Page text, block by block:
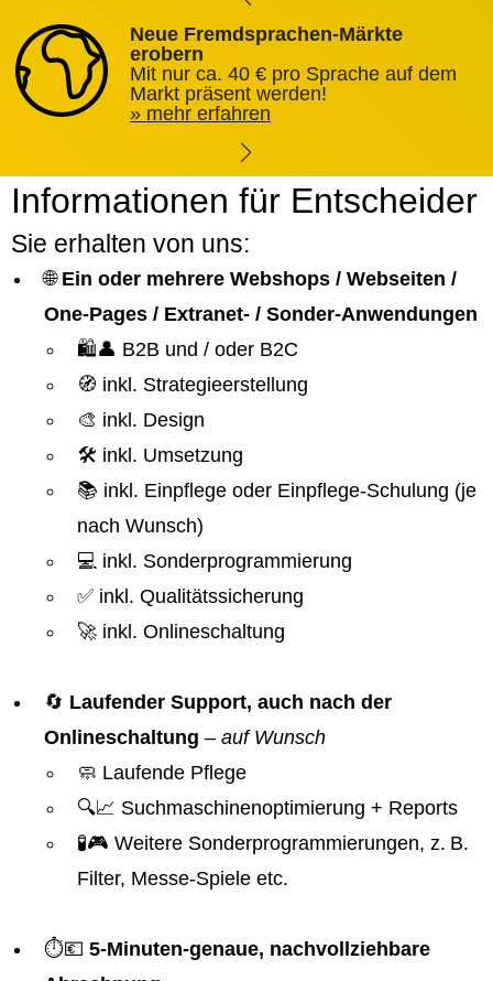
Neue Fremdsprachen-Märkte
erobern
Mit nur ca. 40 € pro Sprache auf dem
Markt präsent werden!
mehr erfahren
Informationen für Entscheider
Sie erhalten von uns:
🌐 Ein oder mehrere Webshops / Webseiten /
One-Pages / Extranet- / Sonder-Anwendungen
🛍️👤 B2B und / oder B2C
🧭 inkl. Strategieerstellung
🎨 inkl. Design
🛠️ inkl. Umsetzung
📚 inkl. Einpflege oder Einpflege-Schulung (je
nach Wunsch)
💻 inkl. Sonderprogrammierung
✅ inkl. Qualitätssicherung
🚀 inkl. Onlineschaltung
🔄 Laufender Support, auch nach der
Onlineschaltung – auf Wunsch
🧼 Laufende Pflege
🔍📈 Suchmaschinenoptimierung + Reports
🧪🎮 Weitere Sonderprogrammierungen, z. B.
Filter, Messe-Spiele etc.
⏱️💶 5-Minuten-genaue, nachvollziehbare